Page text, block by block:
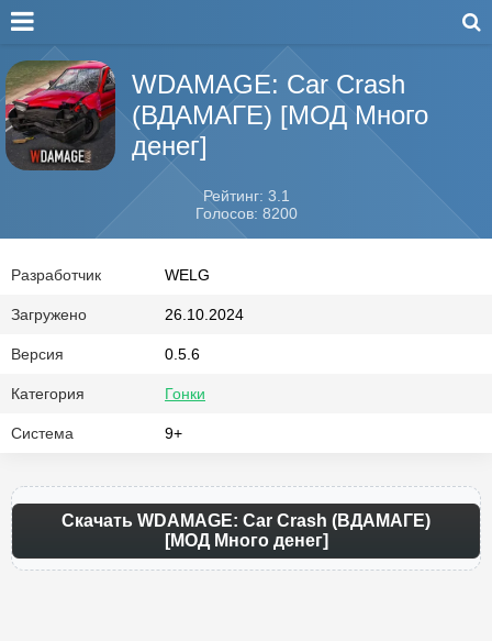
WDAMAGE: Car Crash
(ВДАМАГЕ) [МОД Много
денег]
Рейтинг: 3.1
Голосов: 8200
Разработчик WELG
Загружено 26.10.2024
Версия 0.5.6
Категория Гонки
Система 9+
Скачать WDAMAGE: Car Crash (ВДАМАГЕ)
[МОД Много денег]